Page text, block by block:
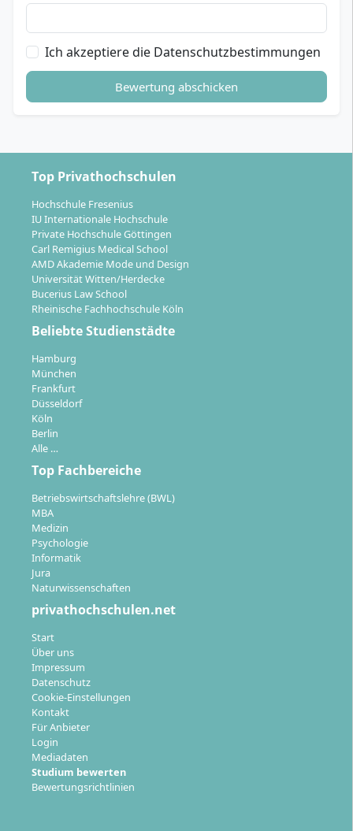
Ich akzeptiere die Datenschutzbestimmungen
Bewertung abschicken
Top Privathochschulen
Hochschule Fresenius
IU Internationale Hochschule
Private Hochschule Göttingen
Carl Remigius Medical School
AMD Akademie Mode und Design
Universität Witten/Herdecke
Bucerius Law School
Rheinische Fachhochschule Köln
Beliebte Studienstädte
Hamburg
München
Frankfurt
Düsseldorf
Köln
Berlin
Alle …
Top Fachbereiche
Betriebswirtschaftslehre (BWL)
MBA
Medizin
Psychologie
Informatik
Jura
Naturwissenschaften
privathochschulen.net
Start
Über uns
Impressum
Datenschutz
Cookie-Einstellungen
Kontakt
Für Anbieter
Login
Mediadaten
Studium bewerten
Bewertungsrichtlinien